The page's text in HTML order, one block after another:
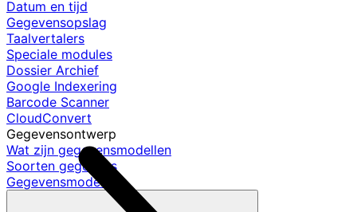
Datum en tijd
Gegevensopslag
Taalvertalers
Speciale modules
Dossier Archief
Google Indexering
Barcode Scanner
CloudConvert
Gegevensontwerp
Wat zijn gegevensmodellen
Soorten gegevens
Gegevensmodellen